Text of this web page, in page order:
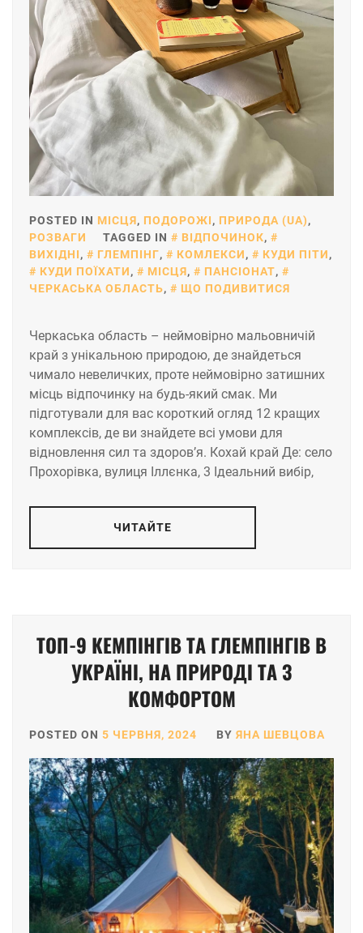
POSTED IN МІСЦЯ, ПОДОРОЖІ, ПРИРОДА (UA),
РОЗВАГИ
TAGGED IN ВІДПОЧИНОК,
ВИХІДНІ, ГЛЕМПІНГ, КОМЛЕКСИ, КУДИ ПІТИ,
КУДИ ПОЇХАТИ, МІСЦЯ, ПАНСІОНАТ,
ЧЕРКАСЬКА ОБЛАСТЬ, ЩО ПОДИВИТИСЯ
Черкаська область – неймовірно мальовничій
край з унікальною природою, де знайдеться
чимало невеличких, проте неймовірно затишних
місць відпочинку на будь-який смак. Ми
підготували для вас короткий огляд 12 кращих
комплексів, де ви знайдете всі умови для
відновлення сил та здоров’я. Кохай край Де: село
Прохорівка, вулиця Іллєнка, 3 Ідеальний вибір,
ЧИТАЙТЕ
ТОП-9 КЕМПІНГІВ ТА ГЛЕМПІНГІВ В
УКРАЇНІ, НА ПРИРОДІ ТА З
КОМФОРТОМ
POSTED ON 5 ЧЕРВНЯ, 2024 BY ЯНА ШЕВЦОВА